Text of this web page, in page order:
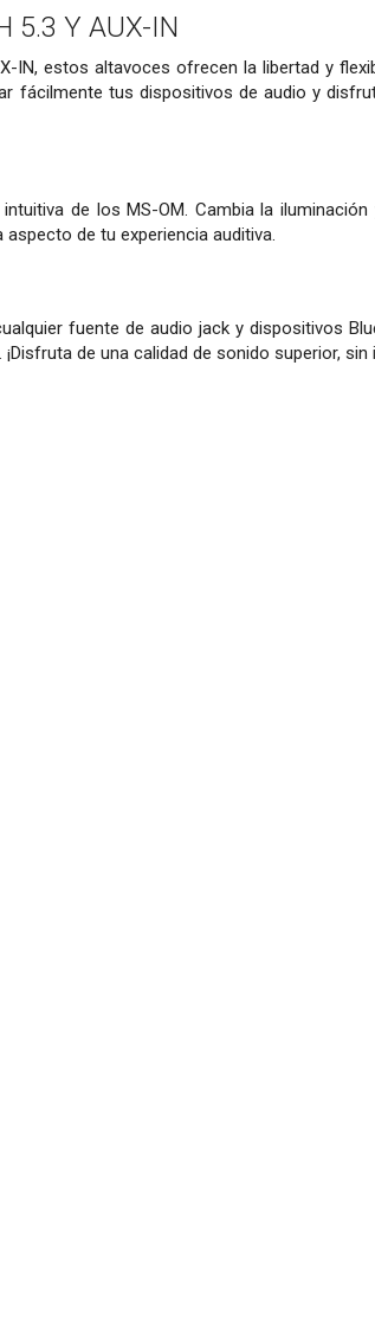
5.3 Y AUX-IN
IN, estos altavoces ofrecen la libertad y
fácilmente tus dispositivos de audio y
de los MS-OM. Cambia la
de tu experiencia auditiva.
fuente de audio jack y dispositivos
de una calidad de sonido superior,